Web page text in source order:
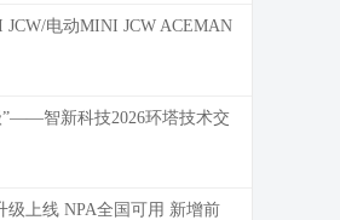
电动MINI JCW ACEMAN
”——智新科技2026环塔技术交
级上线 NPA全国可用 新增前